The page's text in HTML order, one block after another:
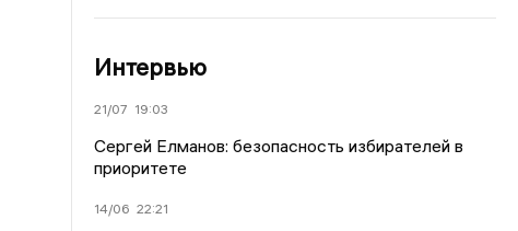
Интервью
21/07 19:03
Сергей Елманов: безопасность избирателей в
приоритете
14/06 22:21